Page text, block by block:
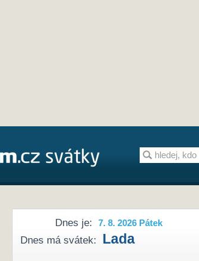
Dnes je: 7. 8. 2026 Pátek
Dnes má svátek: Lada